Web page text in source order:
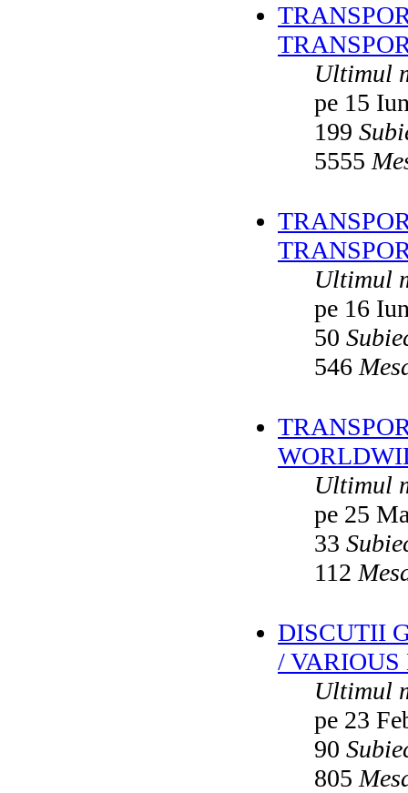
Ultimul
pe 15
199
5555
Ultimul
pe 16
50
546
Ultimul
pe 25
33
112
DISCUTII
/ VARIOUS
Ultimul
pe 23
90
805